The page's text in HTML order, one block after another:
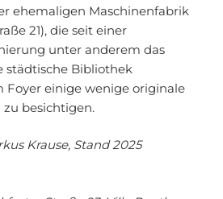
ehemaligen Maschinenfabrik
21), die seit einer
unter anderem das
städtische Bibliothek
Foyer einige wenige originale
zu besichtigen.
Krause, Stand 2025